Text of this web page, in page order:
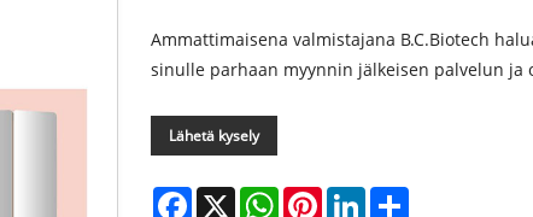
Ammattimaisena valmistajana B.C.Biotech
sinulle parhaan myynnin jälkeisen palvelun ja
Lähetä kysely
Facebook
X WhatsApp
PinterestLinkedIn